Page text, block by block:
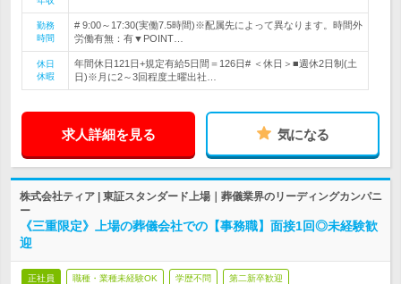
勤務
時間
# 9:00～17:30(実働7.5時間)※配属先によって異なります。時間外
労働有無：有▼POINT…
休日
休暇
年間休日121日+規定有給5日間＝126日# ＜休日＞■週休2日制(土
日)※月に2～3回程度土曜出社…
求人詳細を見る 気になる
株式会社ティア | 東証スタンダード上場｜葬儀業界のリーディングカンパニ
ー
《三重限定》上場の葬儀会社での【事務職】面接1回◎未経験歓
迎
正社員 職種・業種未経験OK 学歴不問 第二新卒歓迎